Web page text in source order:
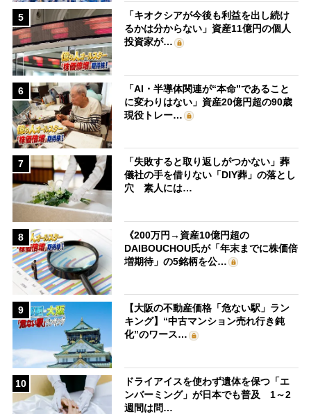
5
「キオクシアが今後も利益を出し続け
るかは分からない」資産11億円の個人
投資家が…
6
「AI・半導体関連が“本命”であること
に変わりはない」資産20億円超の90歳
現役トレー…
7
「失敗すると取り返しがつかない」葬
儀社の手を借りない「DIY葬」の落とし
穴 素人には…
8
《200万円→資産10億円超の
DAIBOUCHOU氏が「年末までに株価倍
増期待」の5銘柄を公…
9
【大阪の不動産価格「危ない駅」ラン
キング】“中古マンション売れ行き鈍
化”のワース…
10
ドライアイスを使わず遺体を保つ「エ
ンバーミング」が日本でも普及 1～2
週間は問…